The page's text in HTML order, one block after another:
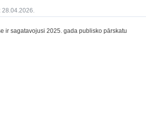
28.04.2026.
ir sagatavojusi 2025. gada publisko pārskatu